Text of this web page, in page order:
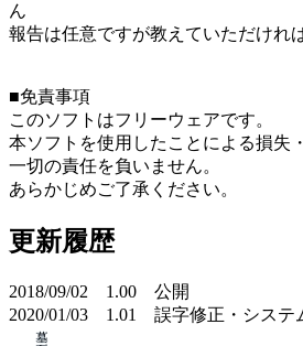
ん
報告は任意ですが教えていただけれ
■免責事項
このソフトはフリーウェアです。
本ソフトを使用したことによる損失
一切の責任を負いません。
あらかじめご了承ください。
更新履歴
2018/09/02 1.00 公開
2020/01/03 1.01 誤字修正・システ